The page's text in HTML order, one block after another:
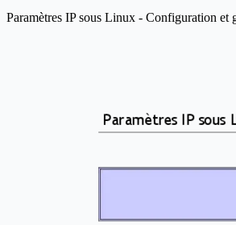
Paramètres IP sous Linux - Configuration et